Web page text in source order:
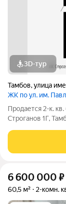
3D-тур
Тамбов,улица
ЖК по ул. им.
Продается 2-к.
Строганов 1Г,
ипотека: СБЕР
6 600 000 ₽
60,5 м² 2-комн.